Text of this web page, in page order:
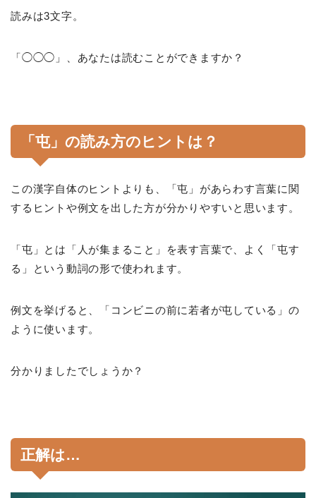
読みは3文字。
「◯◯◯」、あなたは読むことができますか？
「屯」の読み方のヒントは？
この漢字自体のヒントよりも、「屯」があらわす言葉に関
するヒントや例文を出した方が分かりやすいと思います。
「屯」とは「人が集まること」を表す言葉で、よく「屯す
る」という動詞の形で使われます。
例文を挙げると、「コンビニの前に若者が屯している」の
ように使います。
分かりましたでしょうか？
正解は…